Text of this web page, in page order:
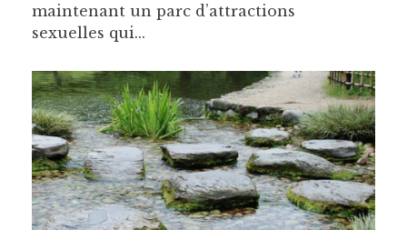
maintenant un parc d’attractions
sexuelles qui...